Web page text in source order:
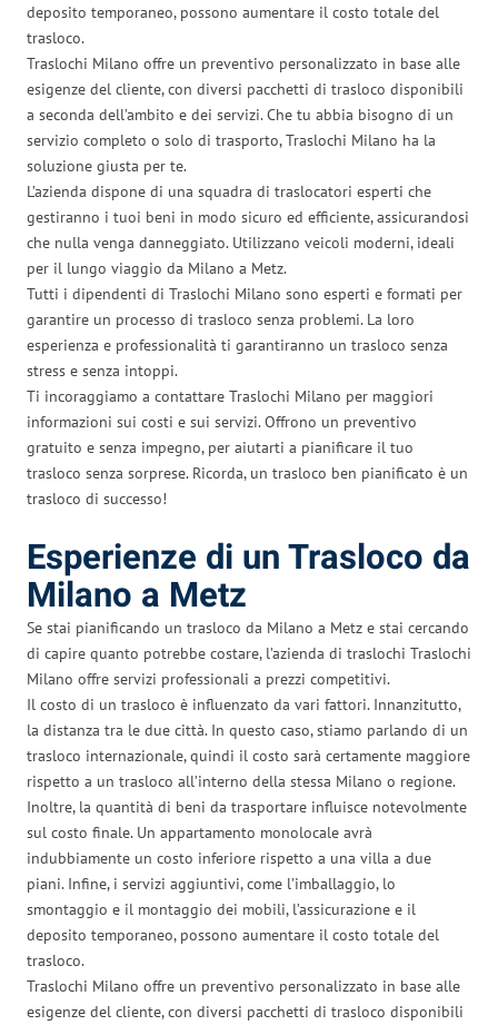
deposito temporaneo, possono aumentare il costo totale del
trasloco.
Traslochi Milano offre un preventivo personalizzato in base alle
esigenze del cliente, con diversi pacchetti di trasloco disponibili
a seconda dell’ambito e dei servizi. Che tu abbia bisogno di un
servizio completo o solo di trasporto, Traslochi Milano ha la
soluzione giusta per te.
L’azienda dispone di una squadra di traslocatori esperti che
gestiranno i tuoi beni in modo sicuro ed efficiente, assicurandosi
che nulla venga danneggiato. Utilizzano veicoli moderni, ideali
per il lungo viaggio da Milano a Metz.
Tutti i dipendenti di Traslochi Milano sono esperti e formati per
garantire un processo di trasloco senza problemi. La loro
esperienza e professionalità ti garantiranno un trasloco senza
stress e senza intoppi.
Ti incoraggiamo a contattare Traslochi Milano per maggiori
informazioni sui costi e sui servizi. Offrono un preventivo
gratuito e senza impegno, per aiutarti a pianificare il tuo
trasloco senza sorprese. Ricorda, un trasloco ben pianificato è un
trasloco di successo!
Esperienze di un Trasloco da
Milano a Metz
Se stai pianificando un trasloco da Milano a Metz e stai cercando
di capire quanto potrebbe costare, l’azienda di traslochi Traslochi
Milano offre servizi professionali a prezzi competitivi.
Il costo di un trasloco è influenzato da vari fattori. Innanzitutto,
la distanza tra le due città. In questo caso, stiamo parlando di un
trasloco internazionale, quindi il costo sarà certamente maggiore
rispetto a un trasloco all’interno della stessa Milano o regione.
Inoltre, la quantità di beni da trasportare influisce notevolmente
sul costo finale. Un appartamento monolocale avrà
indubbiamente un costo inferiore rispetto a una villa a due
piani. Infine, i servizi aggiuntivi, come l’imballaggio, lo
smontaggio e il montaggio dei mobili, l’assicurazione e il
deposito temporaneo, possono aumentare il costo totale del
trasloco.
Traslochi Milano offre un preventivo personalizzato in base alle
esigenze del cliente, con diversi pacchetti di trasloco disponibili